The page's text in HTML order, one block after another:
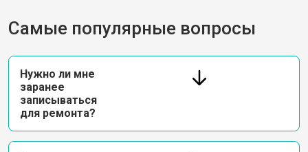
Самые популярные вопросы
Нужно ли мне
заранее
записываться
для ремонта?